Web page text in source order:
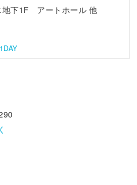
地下1F アートホール 他
1DAY